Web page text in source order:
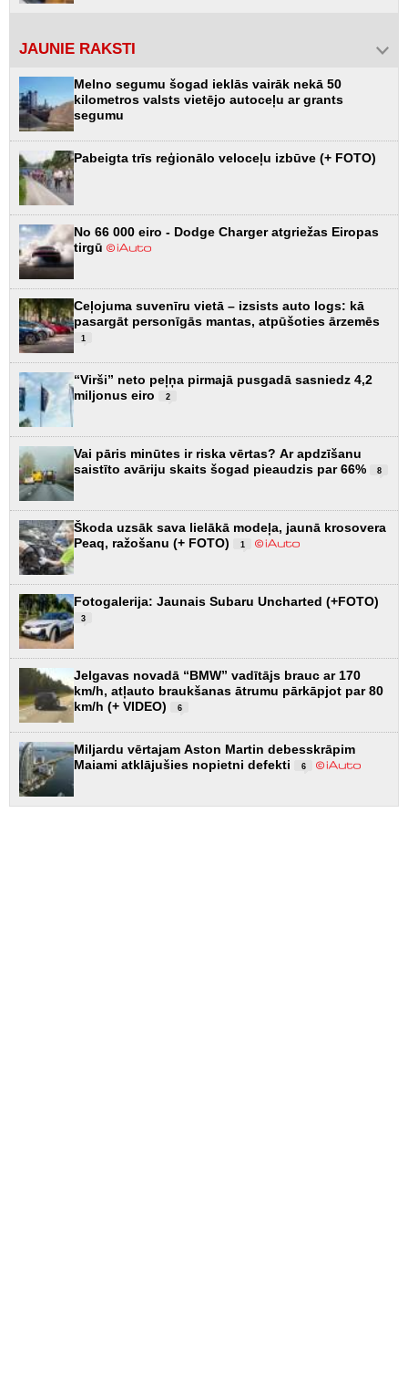
JAUNIE RAKSTI
Melno segumu šogad ieklās vairāk nekā 50
kilometros valsts vietējo autoceļu ar grants
segumu
Pabeigta trīs reģionālo veloceļu izbūve (+ FOTO)
No 66 000 eiro - Dodge Charger atgriežas Eiropas
tirgū
Ceļojuma suvenīru vietā – izsists auto logs: kā
pasargāt personīgās mantas, atpūšoties ārzemēs
1
“Virši” neto peļņa pirmajā pusgadā sasniedz 4,2
miljonus eiro
2
Vai pāris minūtes ir riska vērtas? Ar apdzīšanu
saistīto avāriju skaits šogad pieaudzis par 66%
8
Škoda uzsāk sava lielākā modeļa, jaunā krosovera
Peaq, ražošanu (+ FOTO)
1
Fotogalerija: Jaunais Subaru Uncharted (+FOTO)
3
Jelgavas novadā “BMW” vadītājs brauc ar 170
km/h, atļauto braukšanas ātrumu pārkāpjot par 80
km/h (+ VIDEO)
6
Miljardu vērtajam Aston Martin debesskrāpim
Maiami atklājušies nopietni defekti
6